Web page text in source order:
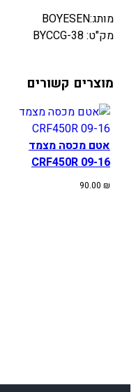
ל
א
ל
מ
א
ה
B
O
מותג:BOYESEN
מק"ט: BYCCG-38
מוצרים קשורים
אטם מכסה מצמד
CRF450R 09-16
90.00 ₪